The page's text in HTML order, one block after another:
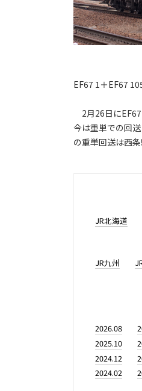
EF67 1＋EF67
2月26日に
今は重単での回
の重単回送は西
JR北海道
JR九州
2026.08
2025.10
2024.12
2024.02